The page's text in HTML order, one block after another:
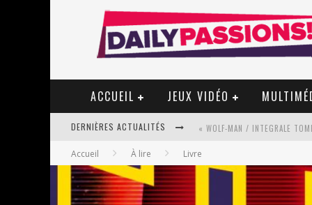
ACCUEIL JEUX VIDÉO
DERNIÈRES ACTUALITÉS « WOLF-MAN / INTEGRALE
« MON VILLAGE RÉVOLTÉ » -
Accueil À lire Livre